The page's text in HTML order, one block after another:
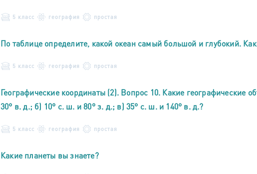
5 класс география простая
По таблице определите, какой океан самый большой и глубокий.
5 класс география простая
Географические координаты (2). Вопрос 10. Какие географические
30° в. д.; б) 10° с. ш. и 80° з. д.; в) 35° с. ш. и 140° в. д.?
5 класс география простая
Какие планеты вы знаете?